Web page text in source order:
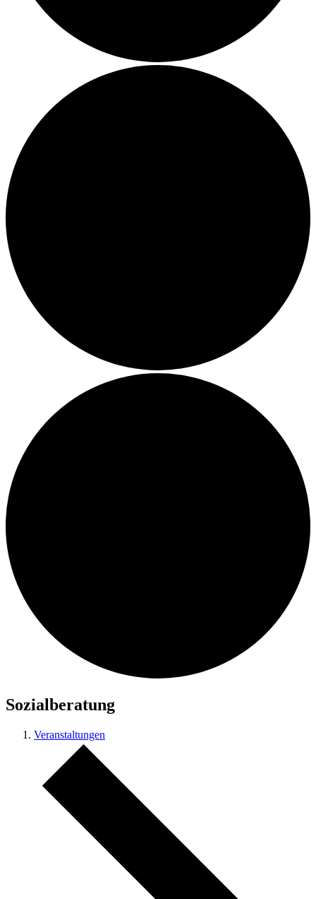
Sozialberatung
Veranstaltungen